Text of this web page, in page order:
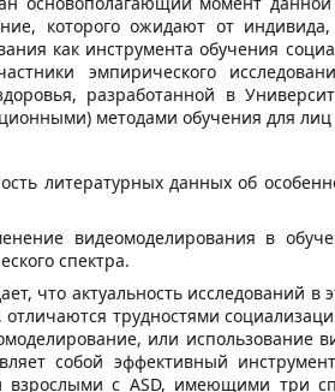
которого ожидают от
как инструмента обучения
эмпирического
разработанной в
методами обучения для лиц
литературных данных об
видеомоделирования в
спектра.
что актуальность исследований в
трудностями
или использование
собой эффективный
взрослыми с ASD, имеющими три